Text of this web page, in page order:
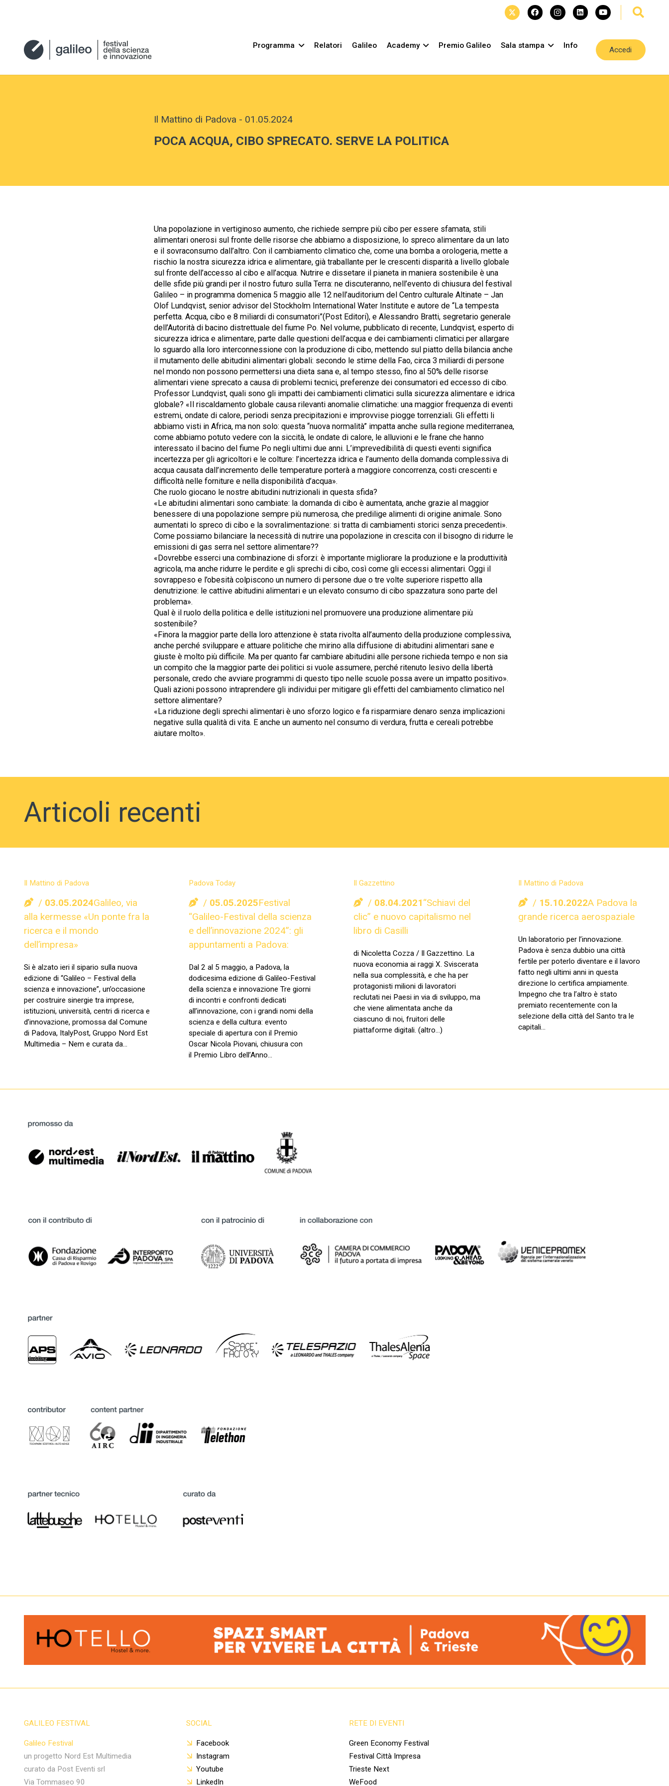
Programma Relatori Galileo Academy Premio Galileo Sala stampa Info
Accedi
Il Mattino di Padova - 01.05.2024
POCA ACQUA, CIBO SPRECATO. SERVE LA POLITICA
Una popolazione in vertiginoso aumento, che richiede sempre più cibo per essere sfamata, stili
alimentari onerosi sul fronte delle risorse che abbiamo a disposizione, lo spreco alimentare da un lato
e il sovraconsumo dall’altro. Con il cambiamento climatico che, come una bomba a orologeria, mette a
rischio la nostra sicurezza idrica e alimentare, già traballante per le crescenti disparità a livello globale
sul fronte dell’accesso al cibo e all’acqua. Nutrire e dissetare il pianeta in maniera sostenibile è una
delle sfide più grandi per il nostro futuro sulla Terra: ne discuteranno, nell’evento di chiusura del festival
Galileo – in programma domenica 5 maggio alle 12 nell’auditorium del Centro culturale Altinate – Jan
Olof Lundqvist, senior advisor del Stockholm International Water Institute e autore de “La tempesta
perfetta. Acqua, cibo e 8 miliardi di consumatori”(Post Editori), e Alessandro Bratti, segretario generale
dell’Autorità di bacino distrettuale del fiume Po. Nel volume, pubblicato di recente, Lundqvist, esperto di
sicurezza idrica e alimentare, parte dalle questioni dell’acqua e dei cambiamenti climatici per allargare
lo sguardo alla loro interconnessione con la produzione di cibo, mettendo sul piatto della bilancia anche
il mutamento delle abitudini alimentari globali: secondo le stime della Fao, circa 3 miliardi di persone
nel mondo non possono permettersi una dieta sana e, al tempo stesso, fino al 50% delle risorse
alimentari viene sprecato a causa di problemi tecnici, preferenze dei consumatori ed eccesso di cibo.
Professor Lundqvist, quali sono gli impatti dei cambiamenti climatici sulla sicurezza alimentare e idrica
globale? «Il riscaldamento globale causa rilevanti anomalie climatiche: una maggior frequenza di eventi
estremi, ondate di calore, periodi senza precipitazioni e improvvise piogge torrenziali. Gli effetti li
abbiamo visti in Africa, ma non solo: questa “nuova normalità” impatta anche sulla regione mediterranea,
come abbiamo potuto vedere con la siccità, le ondate di calore, le alluvioni e le frane che hanno
interessato il bacino del fiume Po negli ultimi due anni. L’imprevedibilità di questi eventi significa
incertezza per gli agricoltori e le colture: l’incertezza idrica e l’aumento della domanda complessiva di
acqua causata dall’incremento delle temperature porterà a maggiore concorrenza, costi crescenti e
difficoltà nelle forniture e nella disponibilità d’acqua».
Che ruolo giocano le nostre abitudini nutrizionali in questa sfida?
«Le abitudini alimentari sono cambiate: la domanda di cibo è aumentata, anche grazie al maggior
benessere di una popolazione sempre più numerosa, che predilige alimenti di origine animale. Sono
aumentati lo spreco di cibo e la sovralimentazione: si tratta di cambiamenti storici senza precedenti».
Come possiamo bilanciare la necessità di nutrire una popolazione in crescita con il bisogno di ridurre le
emissioni di gas serra nel settore alimentare??
«Dovrebbe esserci una combinazione di sforzi: è importante migliorare la produzione e la produttività
agricola, ma anche ridurre le perdite e gli sprechi di cibo, così come gli eccessi alimentari. Oggi il
sovrappeso e l’obesità colpiscono un numero di persone due o tre volte superiore rispetto alla
denutrizione: le cattive abitudini alimentari e un elevato consumo di cibo spazzatura sono parte del
problema».
Qual è il ruolo della politica e delle istituzioni nel promuovere una produzione alimentare più
sostenibile?
«Finora la maggior parte della loro attenzione è stata rivolta all’aumento della produzione complessiva,
anche perché sviluppare e attuare politiche che mirino alla diffusione di abitudini alimentari sane e
giuste è molto più difficile. Ma per quanto far cambiare abitudini alle persone richieda tempo e non sia
un compito che la maggior parte dei politici si vuole assumere, perché ritenuto lesivo della libertà
personale, credo che avviare programmi di questo tipo nelle scuole possa avere un impatto positivo».
Quali azioni possono intraprendere gli individui per mitigare gli effetti del cambiamento climatico nel
settore alimentare?
«La riduzione degli sprechi alimentari è uno sforzo logico e fa risparmiare denaro senza implicazioni
negative sulla qualità di vita. E anche un aumento nel consumo di verdura, frutta e cereali potrebbe
aiutare molto».
Articoli recenti
Il Mattino di Padova
03.05.2024Galileo, via
alla kermesse «Un ponte fra la
ricerca e il mondo
dell’impresa»
Si è alzato ieri il sipario sulla nuova
edizione di “Galileo – Festival della
scienza e innovazione”, un’occasione
per costruire sinergie tra imprese,
istituzioni, università, centri di ricerca e
d’innovazione, promossa dal Comune
di Padova, ItalyPost, Gruppo Nord Est
Multimedia – Nem e curata da…
Padova Today
05.05.2025Festival
“Galileo-Festival della scienza
e dell’innovazione 2024”: gli
appuntamenti a Padova:
Dal 2 al 5 maggio, a Padova, la
dodicesima edizione di Galileo-Festival
della scienza e innovazione Tre giorni
di incontri e confronti dedicati
all’innovazione, con i grandi nomi della
scienza e della cultura: evento
speciale di apertura con il Premio
Oscar Nicola Piovani, chiusura con
il Premio Libro dell’Anno…
Il Gazzettino
08.04.2021“Schiavi del
clic” e nuovo capitalismo nel
libro di Casilli
di Nicoletta Cozza / Il Gazzettino. La
nuova economia ai raggi X. Sviscerata
nella sua complessità, e che ha per
protagonisti milioni di lavoratori
reclutati nei Paesi in via di sviluppo, ma
che viene alimentata anche da
ciascuno di noi, fruitori delle
piattaforme digitali. (altro…)
Il Mattino di Padova
15.10.2022A Padova la
grande ricerca aerospaziale
Un laboratorio per l’innovazione.
Padova è senza dubbio una città
fertile per poterlo diventare e il lavoro
fatto negli ultimi anni in questa
direzione lo certifica ampiamente.
Impegno che tra l’altro è stato
premiato recentemente con la
selezione della città del Santo tra le
capitali…
GALILEO FESTIVAL
Galileo Festival
un progetto Nord Est Multimedia
curato da Post Eventi srl
Via Tommaseo 90
SOCIAL
Facebook
Instagram
Youtube
LinkedIn
RETE DI EVENTI
Green Economy Festival
Festival Città Impresa
Trieste Next
WeFood